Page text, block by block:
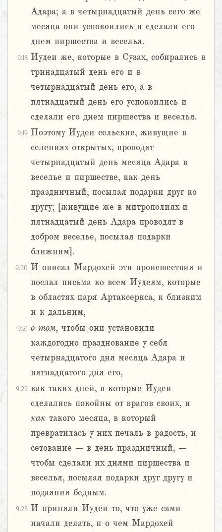
Адара; а в четырнадцатый день сего же
месяца они успокоились и сделали его
днем пиршества и веселья.
9:18 Иудеи же, которые в Сузах, собирались в
тринадцатый день его и в
четырнадцатый день его, а в
пятнадцатый день его успокоились и
сделали его днем пиршества и веселья.
9:19 Поэтому Иудеи сельские, живущие в
селениях открытых, проводят
четырнадцатый день месяца Адара в
веселье и пиршестве, как день
праздничный, посылая подарки друг ко
другу; [живущие же в митрополиях и
пятнадцатый день Адара проводят в
добром веселье, посылая подарки
ближним].
9:20 И описал Мардохей эти происшествия и
послал письма ко всем Иудеям, которые
в областях царя Артаксеркса, к близким
и к дальним,
9:21 о том, чтобы они установили
каждогодно празднование у себя
четырнадцатого дня месяца Адара и
пятнадцатого дня его,
9:22 как таких дней, в которые Иудеи
сделались покойны от врагов своих, и
как такого месяца, в который
превратилась у них печаль в радость, и
сетование – в день праздничный, –
чтобы сделали их днями пиршества и
веселья, посылая подарки друг другу и
подаяния бедным.
9:23 И приняли Иудеи то, что уже сами
начали делать, и о чем Мардохей